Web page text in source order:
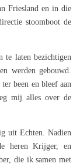
Friesland en in die
stoomboot de
te laten bezichtigen
werden gebouwd.
been en bleef aan
mij alles over de
uit Echten. Nadien
heren Krijger, en
die ik samen met